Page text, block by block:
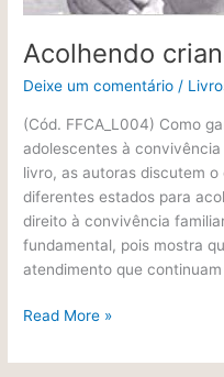
Acolhendo
Deixe um comentário /
(Cód. FFCA_L004) Como
adolescentes à
livro, as autoras discutem
diferentes estados para
direito à convivência
fundamental, pois mostra
atendimento que
Read More »